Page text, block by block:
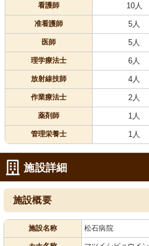
看護師 10人
准看護師 5人
医師 5人
理学療法士 6人
放射線技師 4人
作業療法士 2人
薬剤師 1人
管理栄養士 1人
施設詳細
施設概要
施設名称 松石病院